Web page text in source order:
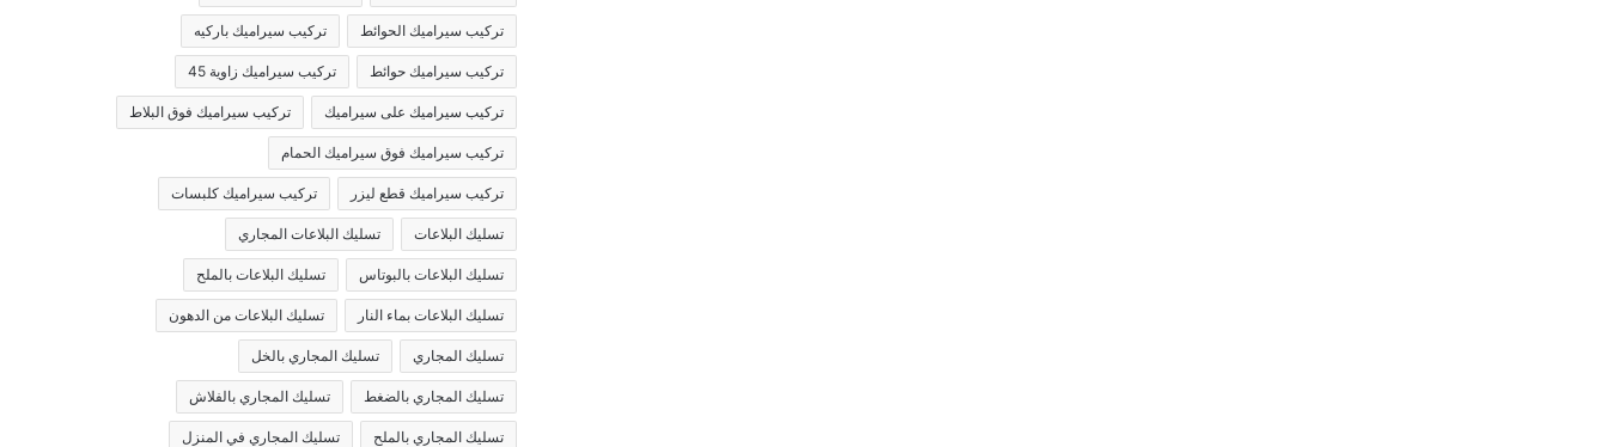
تركيب سيراميك الحوائط تركيب سيراميك باركيه
تركيب سيراميك حوائط تركيب سيراميك زاوية 45
تركيب سيراميك على سيراميك تركيب سيراميك فوق البلاط
تركيب سيراميك فوق سيراميك الحمام
تركيب سيراميك قطع ليزر تركيب سيراميك كلبسات
تسليك البلاعات تسليك البلاعات المجاري
تسليك البلاعات بالبوتاس تسليك البلاعات بالملح
تسليك البلاعات بماء النار تسليك البلاعات من الدهون
تسليك المجاري تسليك المجاري بالخل
تسليك المجاري بالضغط تسليك المجاري بالفلاش
تسليك المجاري بالملح تسليك المجاري في المنزل